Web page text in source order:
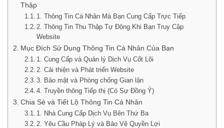
Thập
1. Thông Tin Cá Nhân Mà Bạn Cung Cấp Trực Tiếp
2. Thông Tin Thu Thập Tự Động Khi Bạn Truy Cập
Website
Mục Đích Sử Dụng Thông Tin Cá Nhân Của Bạn
1. Cung Cấp và Quản lý Dịch Vụ Cốt Lõi
2. Cải thiện và Phát triển Website
3. Bảo mật và Phòng chống Gian lận
4. Truyền thông Tiếp thị (Có Sự Đồng Ý)
Chia Sẻ và Tiết Lộ Thông Tin Cá Nhân
1. Nhà Cung Cấp Dịch Vụ Bên Thứ Ba
2. Yêu Cầu Pháp Lý và Bảo Vệ Quyền Lợi